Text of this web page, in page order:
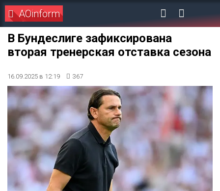
AOinform
В Бундеслиге зафиксирована
вторая тренерская отставка сезона
16.09.2025 в 12:19 367